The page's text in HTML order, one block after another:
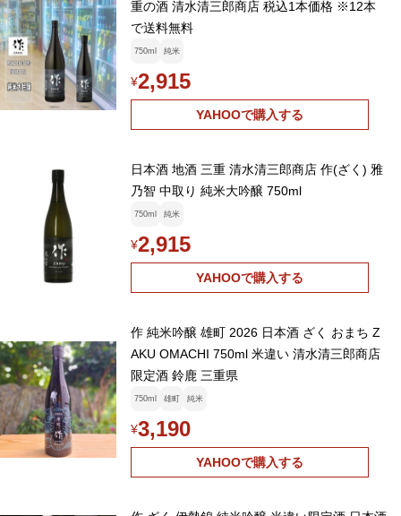
重の酒 清水清三郎商店 税込1本価格 ※12本
で送料無料
750ml 純米
¥2,915
YAHOOで購入する
日本酒 地酒 三重 清水清三郎商店 作(ざく) 雅
乃智 中取り 純米大吟醸 750ml
750ml 純米
¥2,915
YAHOOで購入する
作 純米吟醸 雄町 2026 日本酒 ざく おまち Z
AKU OMACHI 750ml 米違い 清水清三郎商店
限定酒 鈴鹿 三重県
750ml 雄町 純米
¥3,190
YAHOOで購入する